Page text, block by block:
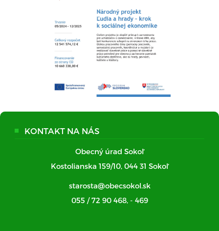
KONTAKT NA NÁS
Obecný úrad Sokoľ
Kostolianska 159/10, 044 31 Sokoľ
starosta@obecsokol.sk
055 / 72 90 468, - 469